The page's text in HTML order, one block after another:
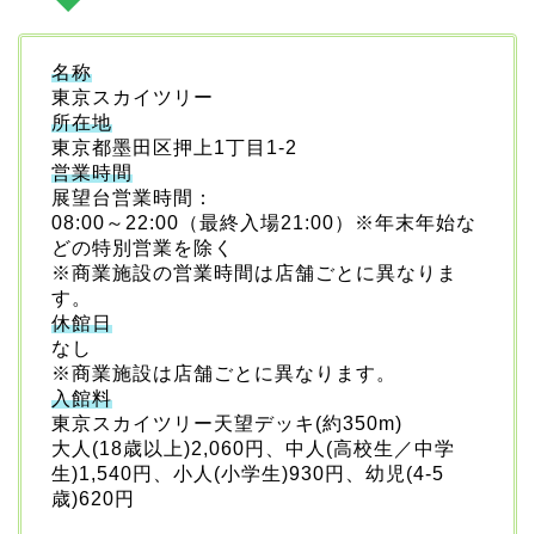
名称
東京スカイツリー
所在地
東京都墨田区押上1丁目1-2
営業時間
展望台営業時間：
08:00～22:00（最終入場21:00）※年末年始な
どの特別営業を除く
※商業施設の営業時間は店舗ごとに異なりま
す。
休館日
なし
※商業施設は店舗ごとに異なります。
入館料
東京スカイツリー天望デッキ(約350m)
大人(18歳以上)2,060円、中人(高校生／中学
生)1,540円、小人(小学生)930円、幼児(4-5
歳)620円